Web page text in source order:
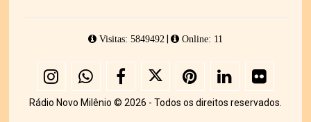
Visitas: 5849492| Online: 11
Rádio Novo Milênio © 2026 - Todos os direitos reservados.